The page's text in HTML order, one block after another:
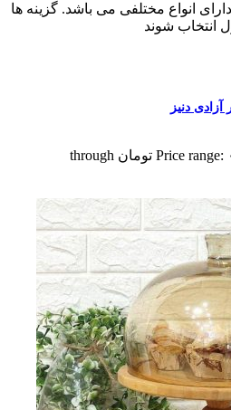
انواع مختلفی می باشد. گزینه ها
شوند
دنیز
Price range: ۰ تومان through